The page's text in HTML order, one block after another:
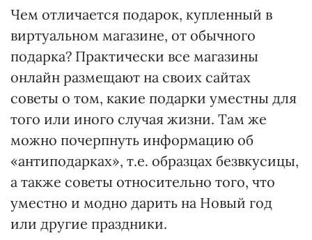
Чем отличается подарок, купленный в
виртуальном магазине, от обычного
подарка? Практически все магазины
онлайн размещают на своих сайтах
советы о том, какие подарки уместны для
того или иного случая жизни. Там же
можно почерпнуть информацию об
«антиподарках», т.е. образцах безвкусицы,
а также советы относительно того, что
уместно и модно дарить на Новый год
или другие праздники.